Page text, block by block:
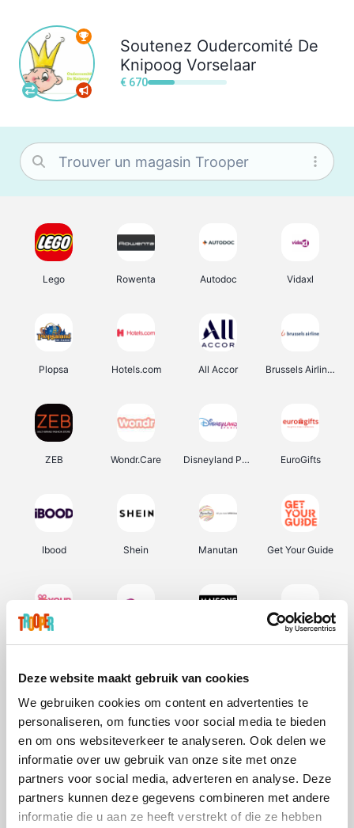
Deze website maakt gebruik van cookies
We gebruiken cookies om content en advertenties te
personaliseren, om functies voor social media te bieden
en om ons websiteverkeer te analyseren. Ook delen we
informatie over uw gebruik van onze site met onze
partners voor social media, adverteren en analyse. Deze
partners kunnen deze gegevens combineren met andere
informatie die u aan ze heeft verstrekt of die ze hebben
Soutenez Oudercomité De
Knipoog Vorselaar
€ 670
Lego Rowenta Autodoc Vidaxl
Plopsa Hotels.com All Accor Brussels Airlines
ZEB Wondr.Care Disneyland Paris EuroGifts
Ibood Shein Manutan Get Your Guide
Weekendesk Sarenza Schiesser Interhome